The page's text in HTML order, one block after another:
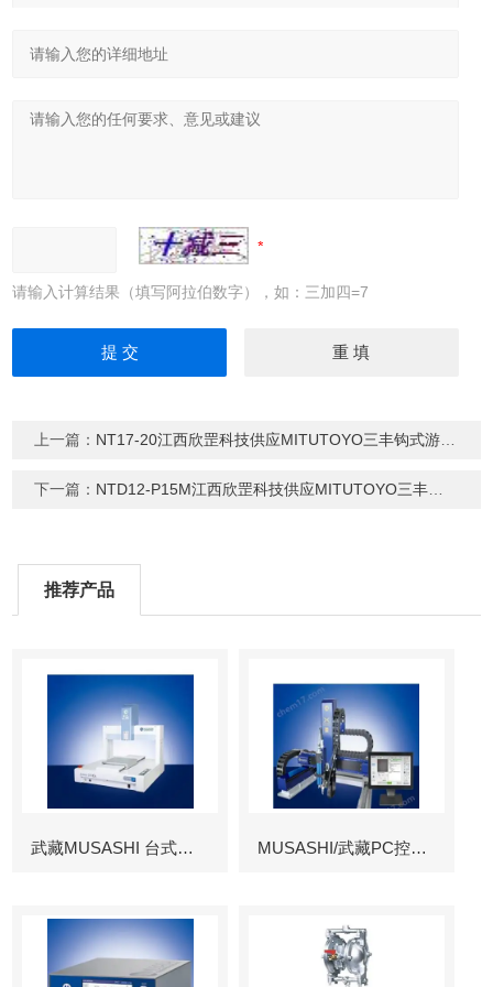
请输入计算结果（填写阿拉伯数字），如：三加四=7
上一篇： NT17-20江西欣罡科技供应MITUTOYO三丰钩式游标卡尺
下一篇： NTD12-P15M江西欣罡科技供应MITUTOYO三丰尖爪卡尺
推荐产品
武藏MUSASHI 台式涂布机械臂 MUSASHI/武藏PC控制图像识别机械臂